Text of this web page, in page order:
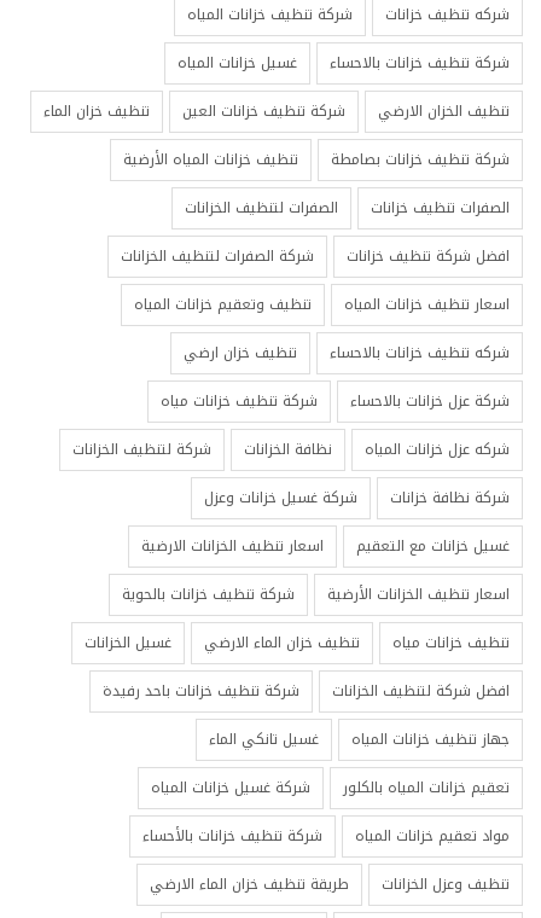
شركه تنظيف خزانات
شركة تنظيف خزانات المياه
شركة تنظيف خزانات بالاحساء
غسيل خزانات المياه
تنظيف الخزان الارضي
شركة تنظيف خزانات العين
تنظيف خزان الماء
شركة تنظيف خزانات بصامطة
تنظيف خزانات المياه الأرضية
الصفرات تنظيف خزانات
الصفرات لتنظيف الخزانات
افضل شركة تنظيف خزانات
شركة الصفرات لتنظيف الخزانات
اسعار تنظيف خزانات المياه
تنظيف وتعقيم خزانات المياه
شركه تنظيف خزانات بالاحساء
تنظيف خزان ارضي
شركة عزل خزانات بالاحساء
شركة تنظيف خزانات مياه
شركه عزل خزانات المياه
نظافة الخزانات
شركة لتنظيف الخزانات
شركة نظافة خزانات
شركة غسيل خزانات وعزل
غسيل خزانات مع التعقيم
اسعار تنظيف الخزانات الارضية
اسعار تنظيف الخزانات الأرضية
شركة تنظيف خزانات بالحوية
تنظيف خزانات مياه
تنظيف خزان الماء الارضي
غسيل الخزانات
افضل شركة لتنظيف الخزانات
شركة تنظيف خزانات باحد رفيدة
جهاز تنظيف خزانات المياه
غسيل تانكي الماء
تعقيم خزانات المياه بالكلور
شركة غسيل خزانات المياه
مواد تعقيم خزانات المياه
شركة تنظيف خزانات بالأحساء
تنظيف وعزل الخزانات
طريقة تنظيف خزان الماء الارضي